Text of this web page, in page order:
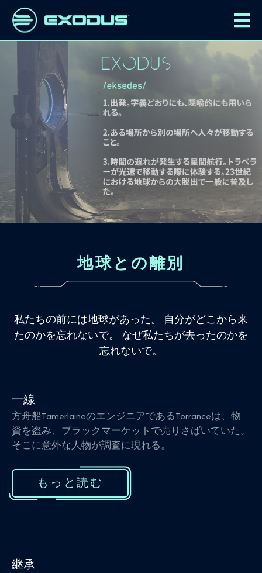
地球との離別
私たちの前には地球があった。 自分がどこから来
たのかを忘れないで。 なぜ私たちが去ったのかを
忘れないで。
一線
方舟船TamerlaineのエンジニアであるTorranceは、物
資を盗み、ブラックマーケットで売りさばいていた。
そこに意外な人物が調査に現れる。
もっと読む
継承